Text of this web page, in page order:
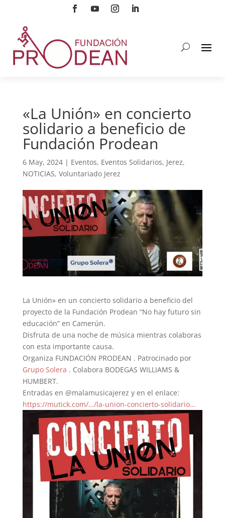
«La Unión» en concierto
solidario a beneficio de
Fundación Prodean
6 May, 2024| Eventos, Eventos Solidarios, Jerez,
NOTICIAS, Voluntariado Jerez
La Unión» en un concierto solidario a beneficio del
proyecto de la Fundación Prodean “No hay futuro sin
educación” en Camerún.
Disfruta de una noche de música mientras colaboras
con esta importante causa.
Organiza FUNDACIÓN PRODEAN . Patrocinado por
Grupo Solera . Colabora BODEGAS WILLIAMS &
HUMBERT.
Entradas en @malamusicajerez y en el enlace:
https://mutick.com/…/la-union-concierto-solidario…